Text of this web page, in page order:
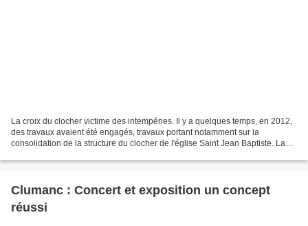
La croix du clocher victime des intempéries. Il y a quelques temps, en 2012,
des travaux avaient été engagés, travaux portant notamment sur la
consolidation de la structure du clocher de l'église Saint Jean Baptiste. La
Clumanc : Concert et exposition un concept
réussi